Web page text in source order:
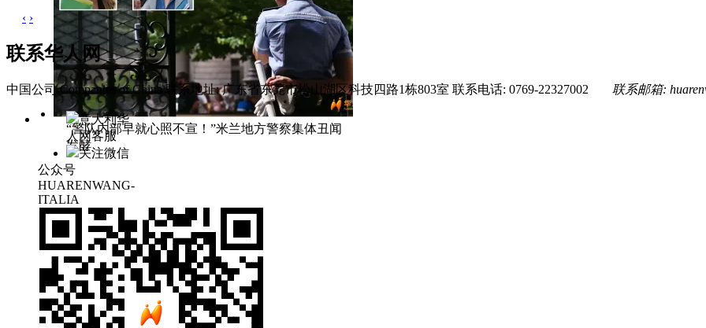
“警队内部早就心照不宣！”米兰地方警察集体丑闻
发酵
‹ ›
联系华人网
中国公司 Companies of China 联系地址: 广东省东莞市松山湖区科技四路1栋803室 联系电话: 0769-22327002 联系邮箱:
意大利华
人网客服
关注微信
公众号
HUARENWANG-
ITALIA